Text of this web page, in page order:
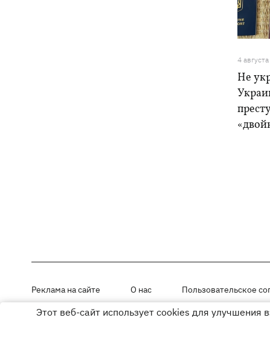
4 августа
Не
Реклама на сайте О нас Пользовательское
Материалы под рубриками «Новости компании», «PR» и «Факт»
Этот веб-сайт использует cookies для улучшения